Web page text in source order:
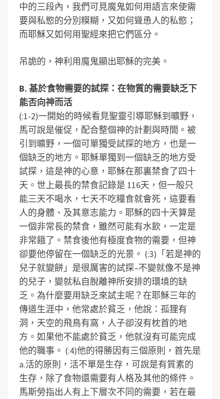
中的三段內，我們可見魔鬼如何用語言來使需
要與私慾的分別糢糊，又如何聳恿人的私慾；
而耶穌又如何用聖經來把它們區分。
吊詭的，神利用魔鬼顯出耶穌的完美。
B. 基於食物需要的試探：在物質的需要缺乏下
能否向神而活
(:1-2)一開始的時候看見聖靈引導耶穌到曠野，
馬可說是催促，配合整個神的計劃與時間。被
引到曠野，一個可單獨受試探的地方，也是一
個缺乏的地方。耶穌單獨到一個缺乏的地方受
試探，這是神的心意，耶穌在那裏禁食了四十
天。世上最長的禁食記錄是 116天，但一般只
能三天不喝水，七天不吃糧食就會死，這要看
人的身體、及其意志能力。耶穌的四十天算是
一個非常長的禁食，雖然可能有水飲，一定是
非常餓了。禁食後他有極度食物的需要，但神
卻要他停留在一個缺乏的光景。 (:3)「若是神的
兒子就變餅」是很厲害的試探–不變就像不是神
的兒子，變就私自脫離神所安排的環境的缺
乏。為什麼要用缺乏來試主呢？在耶穌三年的
傳道生涯中，他常處於貧乏，他說：孤狸有
洞，天空的飛鳥有窩，人子卻沒有枕首的地
方。如果他不能處於貧乏，他就沒有可能完成
他的職事。 (:4)他的得勝因有三個原則，首先是
a.活的原則，活不單是生存，可說是有質素的
生存，除了食物還需要有人格及其他的條件。
馬斯勞指出人有上下層次不同的需要，若在最